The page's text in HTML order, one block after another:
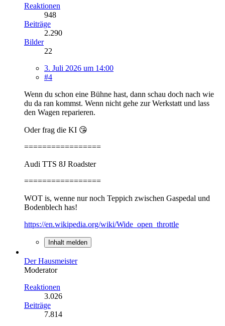
Reaktionen
948
Beiträge
2.290
Bilder
22
3. Juli 2026 um 14:00
#4
Wenn du schon eine Bühne hast, dann schau doch nach wie
du da ran kommst. Wenn nicht gehe zur Werkstatt und lass
den Wagen reparieren.
Oder frag die KI 😘
=================
Audi TTS 8J Roadster
=================
WOT is, wenne nur noch Teppich zwischen Gaspedal und
Bodenblech has!
https://en.wikipedia.org/wiki/Wide_open_throttle
Inhalt melden
Der Hausmeister
Moderator
Reaktionen
3.026
Beiträge
7.814